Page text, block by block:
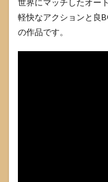
世界にマッチしたオー
軽快なアクションと良
の作品です。